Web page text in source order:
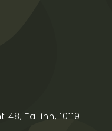
Tallinn, 10119